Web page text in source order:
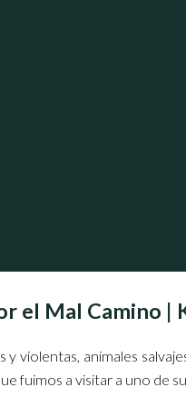
el Mal Camino |
y violentas, animales
fuimos a visitar a uno de